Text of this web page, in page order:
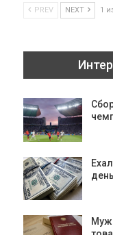
PREV NEXT 1